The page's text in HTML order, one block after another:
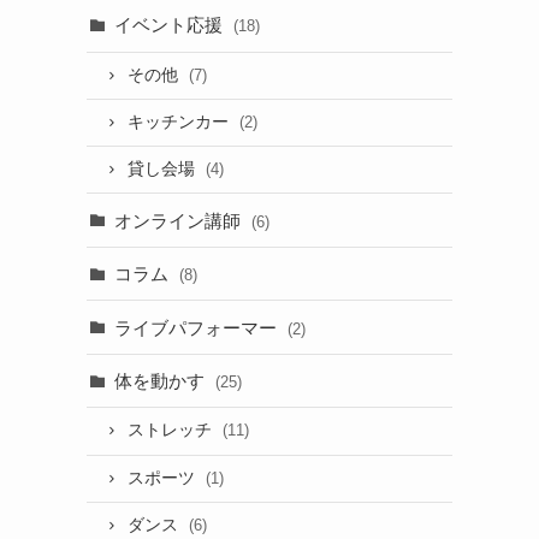
イベント応援 (18)
その他 (7)
キッチンカー (2)
貸し会場 (4)
オンライン講師 (6)
コラム (8)
ライブパフォーマー (2)
体を動かす (25)
ストレッチ (11)
スポーツ (1)
ダンス (6)